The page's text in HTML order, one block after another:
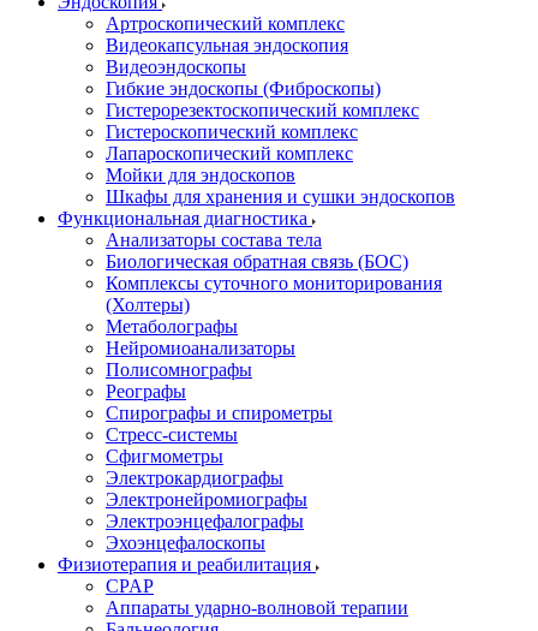
Артроскопический комплекс
Видеокапсульная эндоскопия
Видеоэндоскопы
Гибкие эндоскопы (Фиброcкопы)
Гистерорезектоскопический комплекс
Гистероскопический комплекс
Лапароскопический комплекс
Мойки для эндоскопов
Шкафы для хранения и сушки эндоскопов
Функциональная диагностика
Анализаторы состава тела
Биологическая обратная связь (БОС)
Комплексы суточного мониторирования
(Холтеры)
Метаболографы
Нейромиоанализаторы
Полисомнографы
Реографы
Спирографы и спирометры
Стресс-системы
Сфигмометры
Электрокардиографы
Электронейромиографы
Электроэнцефалографы
Эхоэнцефалоскопы
Физиотерапия и реабилитация
CPAP
Аппараты ударно-волновой терапии